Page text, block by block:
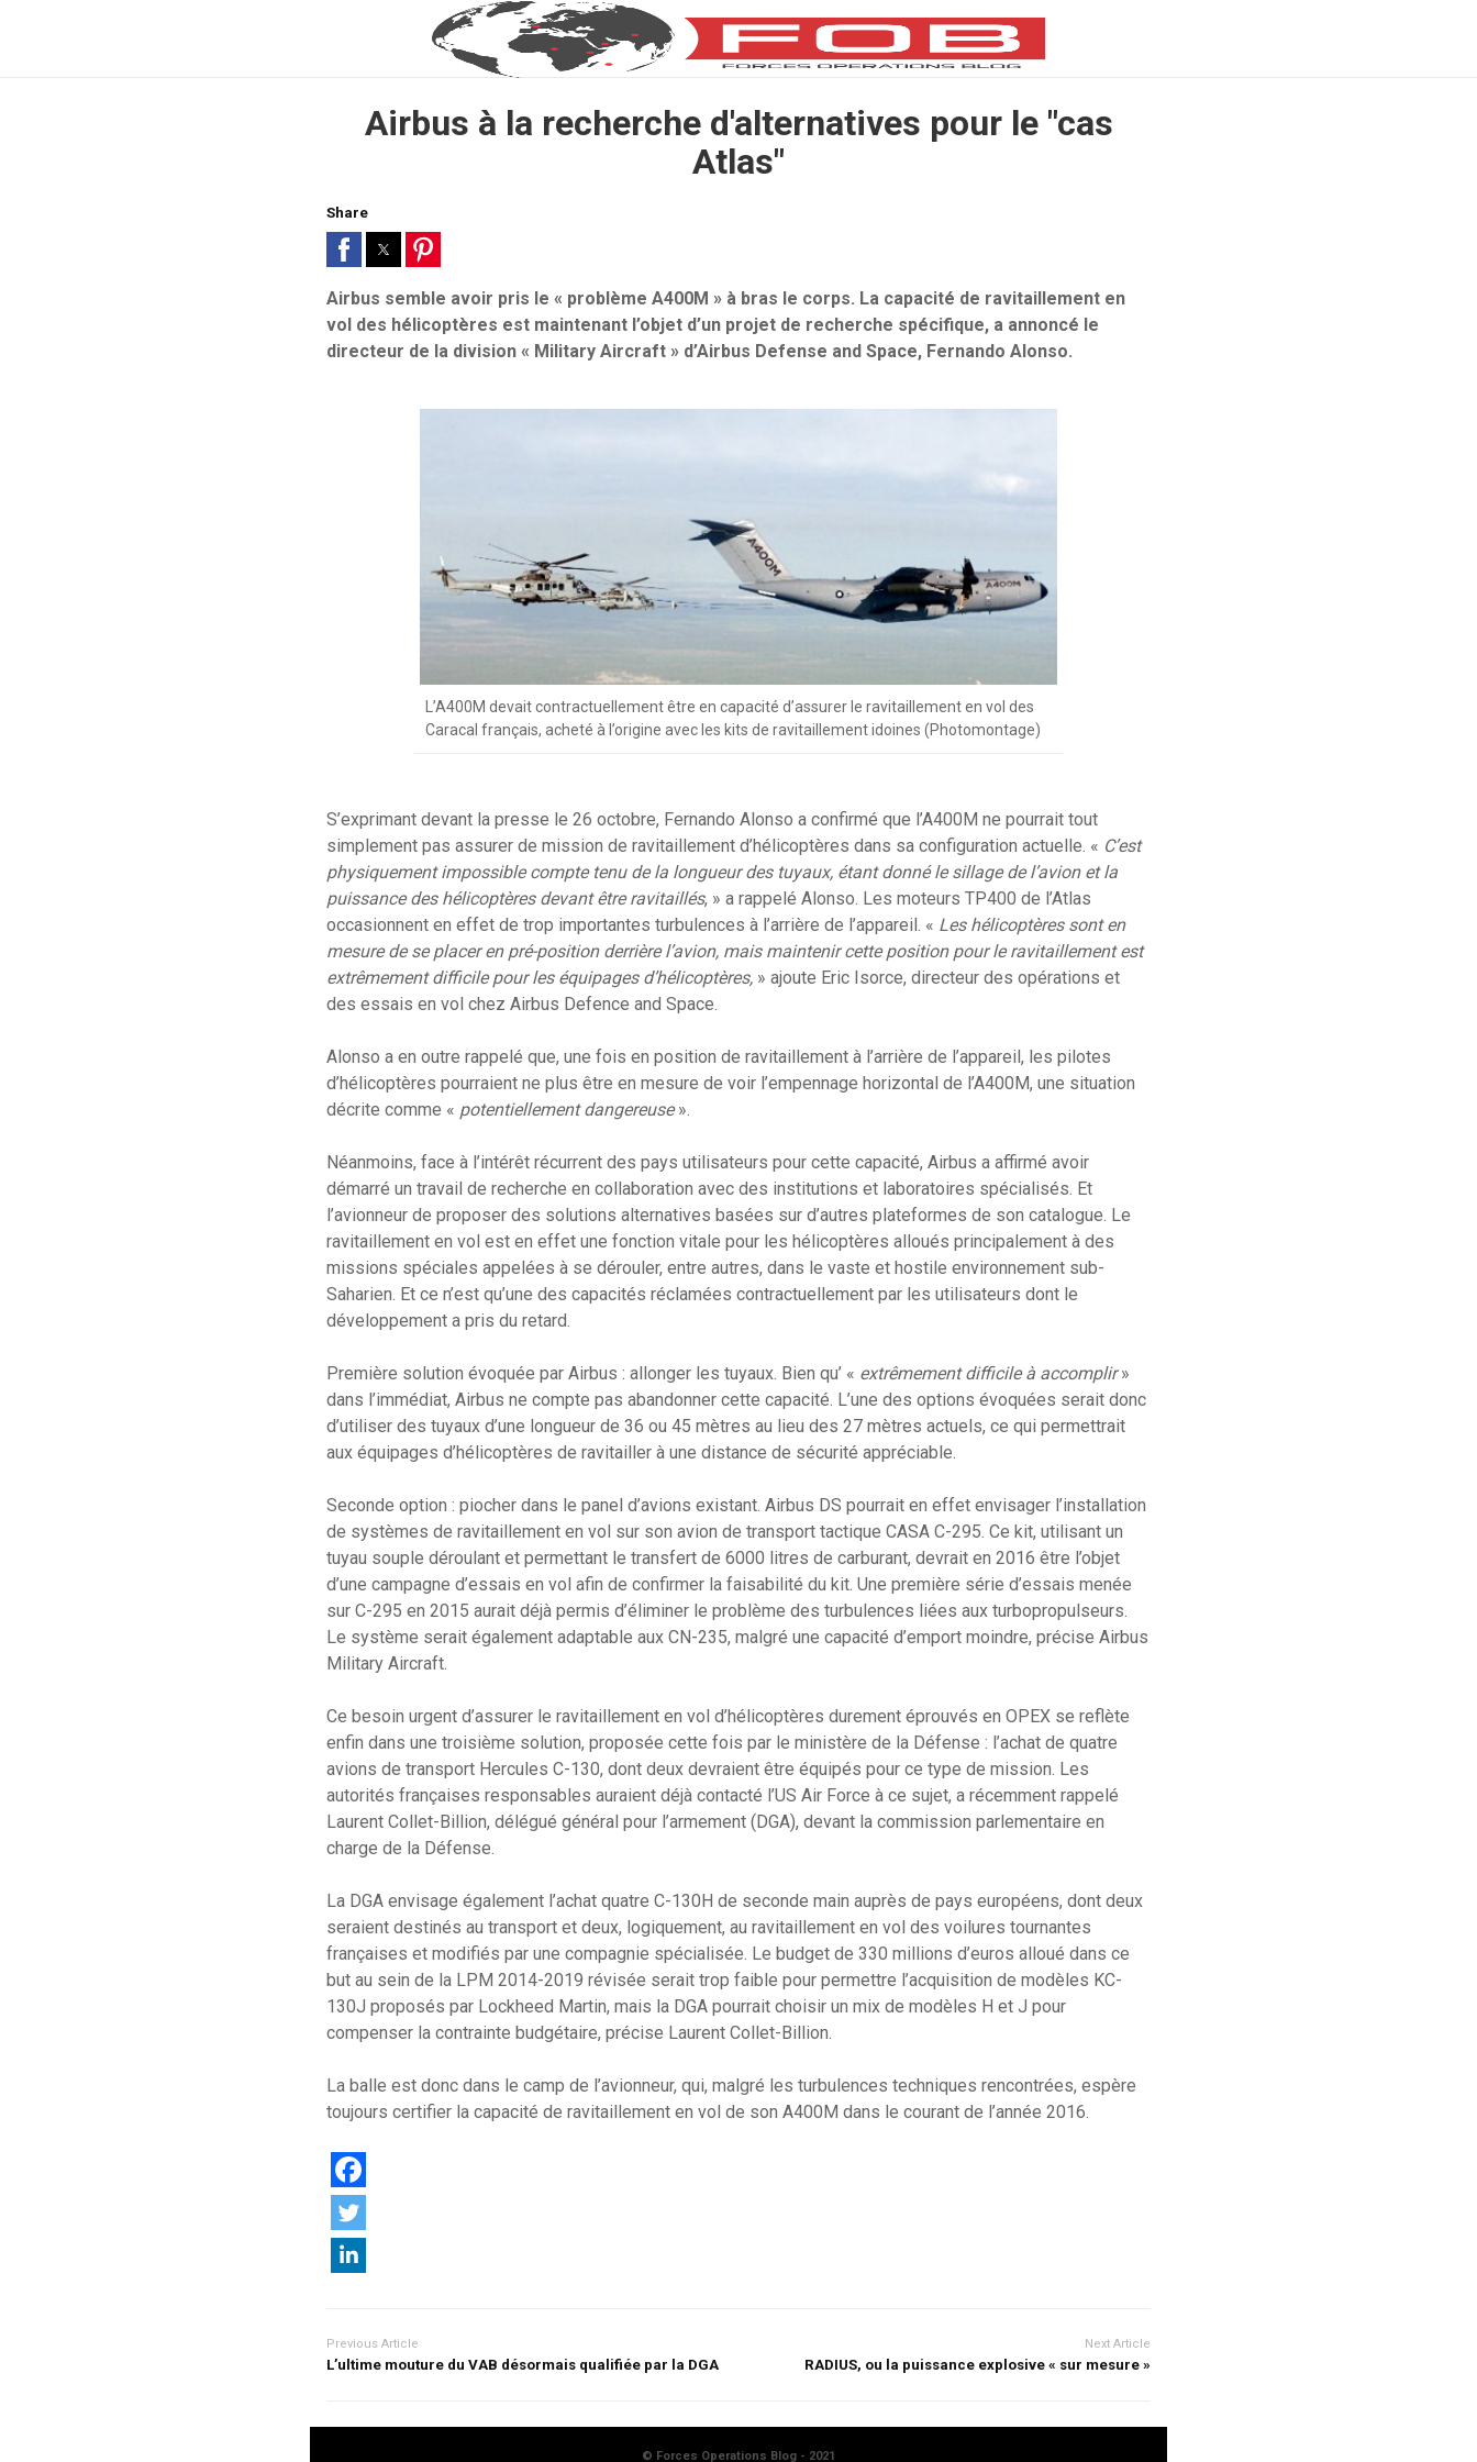
Airbus à la recherche d'alternatives pour le "cas
Atlas"
Share
Airbus semble avoir pris le « problème A400M » à bras le corps. La capacité de ravitaillement en
vol des hélicoptères est maintenant l’objet d’un projet de recherche spécifique, a annoncé le
directeur de la division « Military Aircraft » d’Airbus Defense and Space, Fernando Alonso.
L’A400M devait contractuellement être en capacité d’assurer le ravitaillement en vol des
Caracal français, acheté à l’origine avec les kits de ravitaillement idoines (Photomontage)
S’exprimant devant la presse le 26 octobre, Fernando Alonso a confirmé que l’A400M ne pourrait tout
simplement pas assurer de mission de ravitaillement d’hélicoptères dans sa configuration actuelle. « C’est
physiquement impossible compte tenu de la longueur des tuyaux, étant donné le sillage de l’avion et la
puissance des hélicoptères devant être ravitaillés, » a rappelé Alonso. Les moteurs TP400 de l’Atlas
occasionnent en effet de trop importantes turbulences à l’arrière de l’appareil. « Les hélicoptères sont en
mesure de se placer en pré-position derrière l’avion, mais maintenir cette position pour le ravitaillement est
extrêmement difficile pour les équipages d’hélicoptères, » ajoute Eric Isorce, directeur des opérations et
des essais en vol chez Airbus Defence and Space.
Alonso a en outre rappelé que, une fois en position de ravitaillement à l’arrière de l’appareil, les pilotes
d’hélicoptères pourraient ne plus être en mesure de voir l’empennage horizontal de l’A400M, une situation
décrite comme « potentiellement dangereuse».
Néanmoins, face à l’intérêt récurrent des pays utilisateurs pour cette capacité, Airbus a affirmé avoir
démarré un travail de recherche en collaboration avec des institutions et laboratoires spécialisés. Et
l’avionneur de proposer des solutions alternatives basées sur d’autres plateformes de son catalogue. Le
ravitaillement en vol est en effet une fonction vitale pour les hélicoptères alloués principalement à des
missions spéciales appelées à se dérouler, entre autres, dans le vaste et hostile environnement sub-
Saharien. Et ce n’est qu’une des capacités réclamées contractuellement par les utilisateurs dont le
développement a pris du retard.
Première solution évoquée par Airbus : allonger les tuyaux. Bien qu’ « extrêmement difficile à accomplir»
dans l’immédiat, Airbus ne compte pas abandonner cette capacité. L’une des options évoquées serait donc
d’utiliser des tuyaux d’une longueur de 36 ou 45 mètres au lieu des 27 mètres actuels, ce qui permettrait
aux équipages d’hélicoptères de ravitailler à une distance de sécurité appréciable.
Seconde option : piocher dans le panel d’avions existant. Airbus DS pourrait en effet envisager l’installation
de systèmes de ravitaillement en vol sur son avion de transport tactique CASA C-295. Ce kit, utilisant un
tuyau souple déroulant et permettant le transfert de 6000 litres de carburant, devrait en 2016 être l’objet
d’une campagne d’essais en vol afin de confirmer la faisabilité du kit. Une première série d’essais menée
sur C-295 en 2015 aurait déjà permis d’éliminer le problème des turbulences liées aux turbopropulseurs.
Le système serait également adaptable aux CN-235, malgré une capacité d’emport moindre, précise Airbus
Military Aircraft.
Ce besoin urgent d’assurer le ravitaillement en vol d’hélicoptères durement éprouvés en OPEX se reflète
enfin dans une troisième solution, proposée cette fois par le ministère de la Défense : l’achat de quatre
avions de transport Hercules C-130, dont deux devraient être équipés pour ce type de mission. Les
autorités françaises responsables auraient déjà contacté l’US Air Force à ce sujet, a récemment rappelé
Laurent Collet-Billion, délégué général pour l’armement (DGA), devant la commission parlementaire en
charge de la Défense.
La DGA envisage également l’achat quatre C-130H de seconde main auprès de pays européens, dont deux
seraient destinés au transport et deux, logiquement, au ravitaillement en vol des voilures tournantes
françaises et modifiés par une compagnie spécialisée. Le budget de 330 millions d’euros alloué dans ce
but au sein de la LPM 2014-2019 révisée serait trop faible pour permettre l’acquisition de modèles KC-
130J proposés par Lockheed Martin, mais la DGA pourrait choisir un mix de modèles H et J pour
compenser la contrainte budgétaire, précise Laurent Collet-Billion.
La balle est donc dans le camp de l’avionneur, qui, malgré les turbulences techniques rencontrées, espère
toujours certifier la capacité de ravitaillement en vol de son A400M dans le courant de l’année 2016.
Previous Article
L’ultime mouture du VAB désormais qualifiée par la DGA
Next Article
RADIUS, ou la puissance explosive « sur mesure »
© Forces Operations Blog - 2021